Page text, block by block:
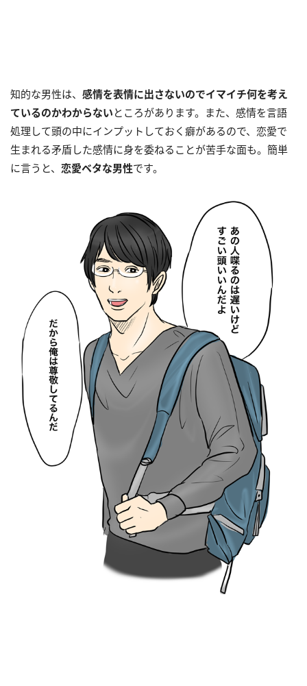
知的な男性は、 感情を表情に出さないのでイマイチ何を考え
ているのかわからない ところがあります。また、感情を言語
処理して頭の中にインプットしておく癖があるので、恋愛で
生まれる矛盾した感情に身を委ねることが苦手な面も。簡単
に言うと、 恋愛ベタな男性です。